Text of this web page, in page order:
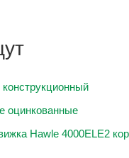
оцинкованные
Hawle 4000ELE2